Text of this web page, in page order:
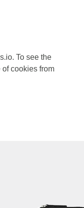
To see the
of cookies from